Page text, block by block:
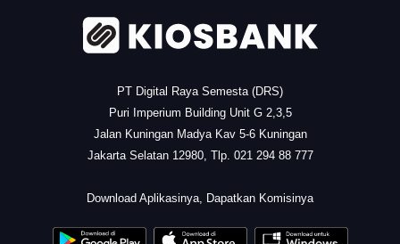
PT Digital Raya Semesta (DRS)
Puri Imperium Building Unit G 2,3,5
Jalan Kuningan Madya Kav 5-6 Kuningan
Jakarta Selatan 12980, Tlp. 021 294 88 777
Download Aplikasinya, Dapatkan Komisinya